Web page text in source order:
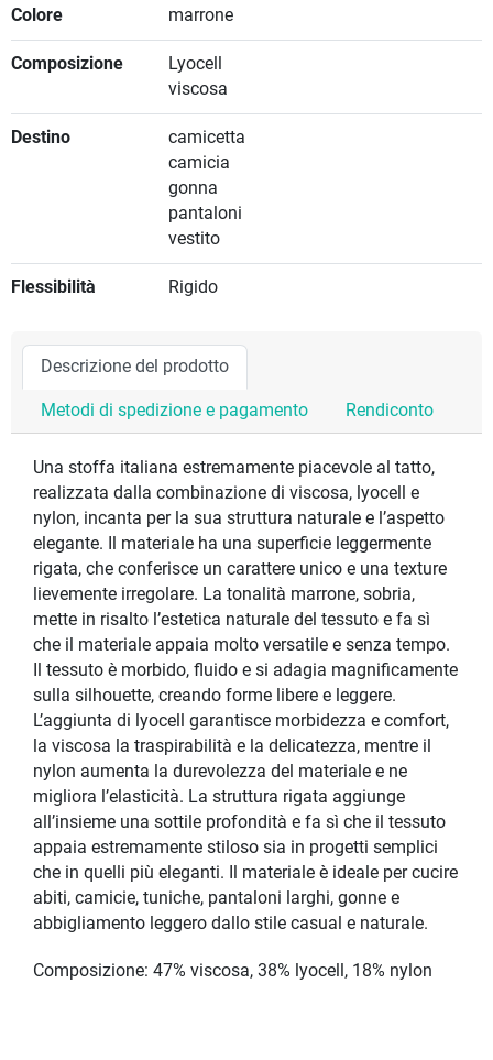
Colore marrone
Composizione
Lyocell
viscosa
Destino
camicetta
camicia
gonna
pantaloni
vestito
Flessibilità Rigido
Descrizione del prodotto
Metodi di spedizione e pagamento Rendiconto
Una stoffa italiana estremamente piacevole al tatto,
realizzata dalla combinazione di viscosa, lyocell e
nylon, incanta per la sua struttura naturale e l’aspetto
elegante. Il materiale ha una superficie leggermente
rigata, che conferisce un carattere unico e una texture
lievemente irregolare. La tonalità marrone, sobria,
mette in risalto l’estetica naturale del tessuto e fa sì
che il materiale appaia molto versatile e senza tempo.
Il tessuto è morbido, fluido e si adagia magnificamente
sulla silhouette, creando forme libere e leggere.
L’aggiunta di lyocell garantisce morbidezza e comfort,
la viscosa la traspirabilità e la delicatezza, mentre il
nylon aumenta la durevolezza del materiale e ne
migliora l’elasticità. La struttura rigata aggiunge
all’insieme una sottile profondità e fa sì che il tessuto
appaia estremamente stiloso sia in progetti semplici
che in quelli più eleganti. Il materiale è ideale per cucire
abiti, camicie, tuniche, pantaloni larghi, gonne e
abbigliamento leggero dallo stile casual e naturale.
Composizione: 47% viscosa, 38% lyocell, 18% nylon